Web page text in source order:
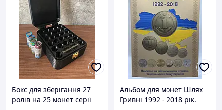
Бокс для зберігання 27
ролів на 25 монет серії
Альбом для монет Шлях
Гривні 1992 - 2018 рік.